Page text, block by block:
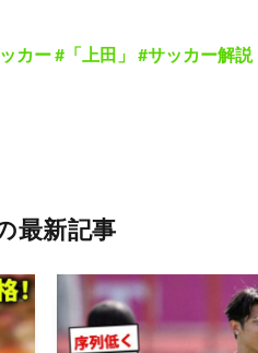
カー #「上田」 #サッカー解説
最新記事